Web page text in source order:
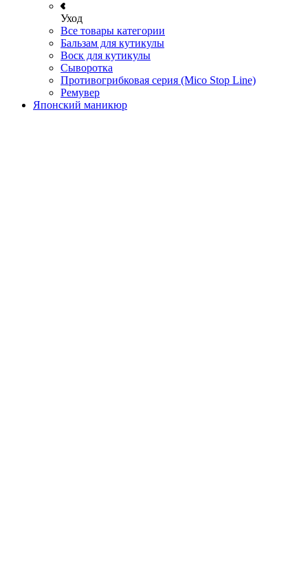
Уход
Все товары категории
Бальзам для кутикулы
Воск для кутикулы
Сыворотка
Противогрибковая серия (Mico Stop Line)
Ремувер
Японский маникюр